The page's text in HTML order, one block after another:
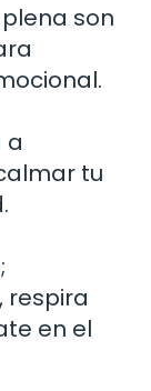
son
a
tu
respira
en el